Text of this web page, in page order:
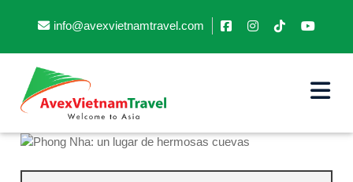
info@avexvietnamtravel.com
Phong Nha: un lugar de
hermosas cuevas